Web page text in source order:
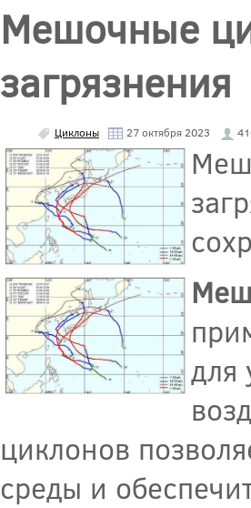
Мешочные
загрязнения
Циклоны 27 октября 2023
для
циклонов
среды и